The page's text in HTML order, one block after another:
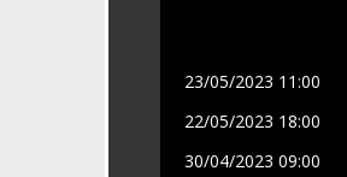
23/05/2023 11:00
22/05/2023 18:00
30/04/2023 09:00